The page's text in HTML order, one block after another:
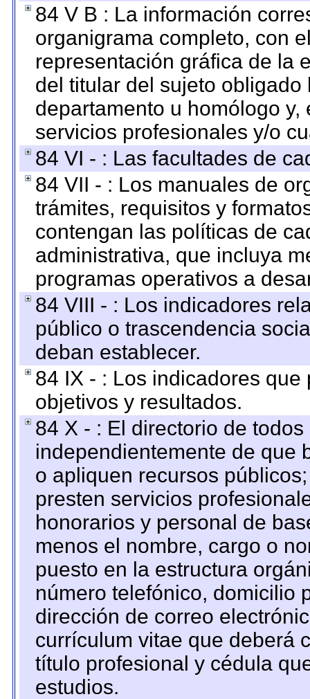
84 V B : La información
organigrama completo, con
representación gráfica de la
del titular del sujeto
departamento u homólogo
servicios profesionales y/o
84 VI - : Las facultades de
84 VII - : Los manuales de
trámites, requisitos y
contengan las políticas de
administrativa, que incluya
programas operativos a
84 VIII - : Los indicadores
público o trascendencia
deban establecer.
84 IX - : Los indicadores
objetivos y resultados.
84 X - : El directorio de
independientemente de que
o apliquen recursos
presten servicios
honorarios y personal de
menos el nombre, cargo o
puesto en la estructura
número telefónico, domicilio
dirección de correo
currículum vitae que deberá
título profesional y cédula
estudios.